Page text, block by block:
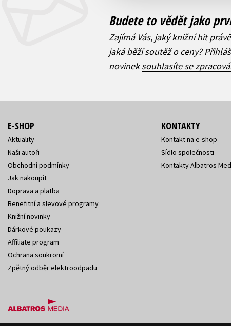
Budete to vědět jako
Zajímá Vás, jaký knižní hit
jaká běží soutěž o ceny?
novineksouhlasíte se
E-SHOP
Aktuality
Naši autoři
Obchodní podmínky
Jak nakoupit
Doprava a platba
Benefitní a slevové programy
Knižní novinky
Dárkové poukazy
Affiliate program
Ochrana soukromí
Zpětný odběr elektroodpadu
KONTAKTY
Kontakt na e-shop
Sídlo společnosti
Kontakty Albatros